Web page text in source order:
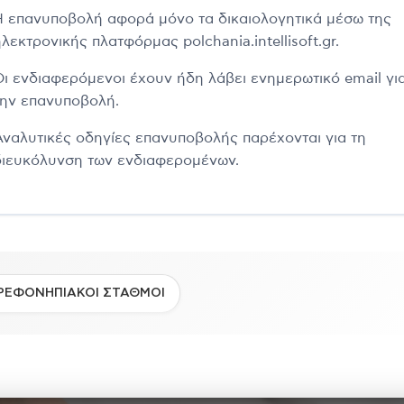
επανυποβολή αφορά μόνο τα δικαιολογητικά μέσω της
πλατφόρμας polchania.intellisoft.gr.
ενδιαφερόμενοι έχουν ήδη λάβει ενημερωτικό email
επανυποβολή.
οδηγίες επανυποβολής παρέχονται για τη
των ενδιαφερομένων.
ΣΤΑΘΜΟΙ